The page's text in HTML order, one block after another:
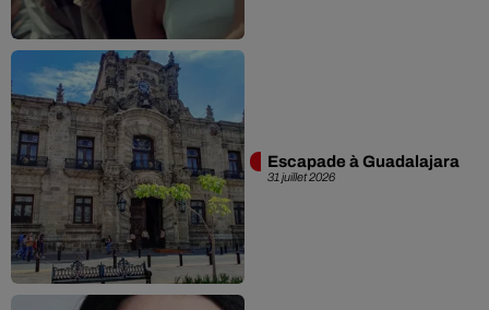
31 juillet 2026
Escapade à Guadalajara